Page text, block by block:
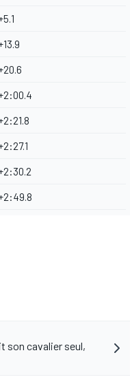
son cavalier seul,